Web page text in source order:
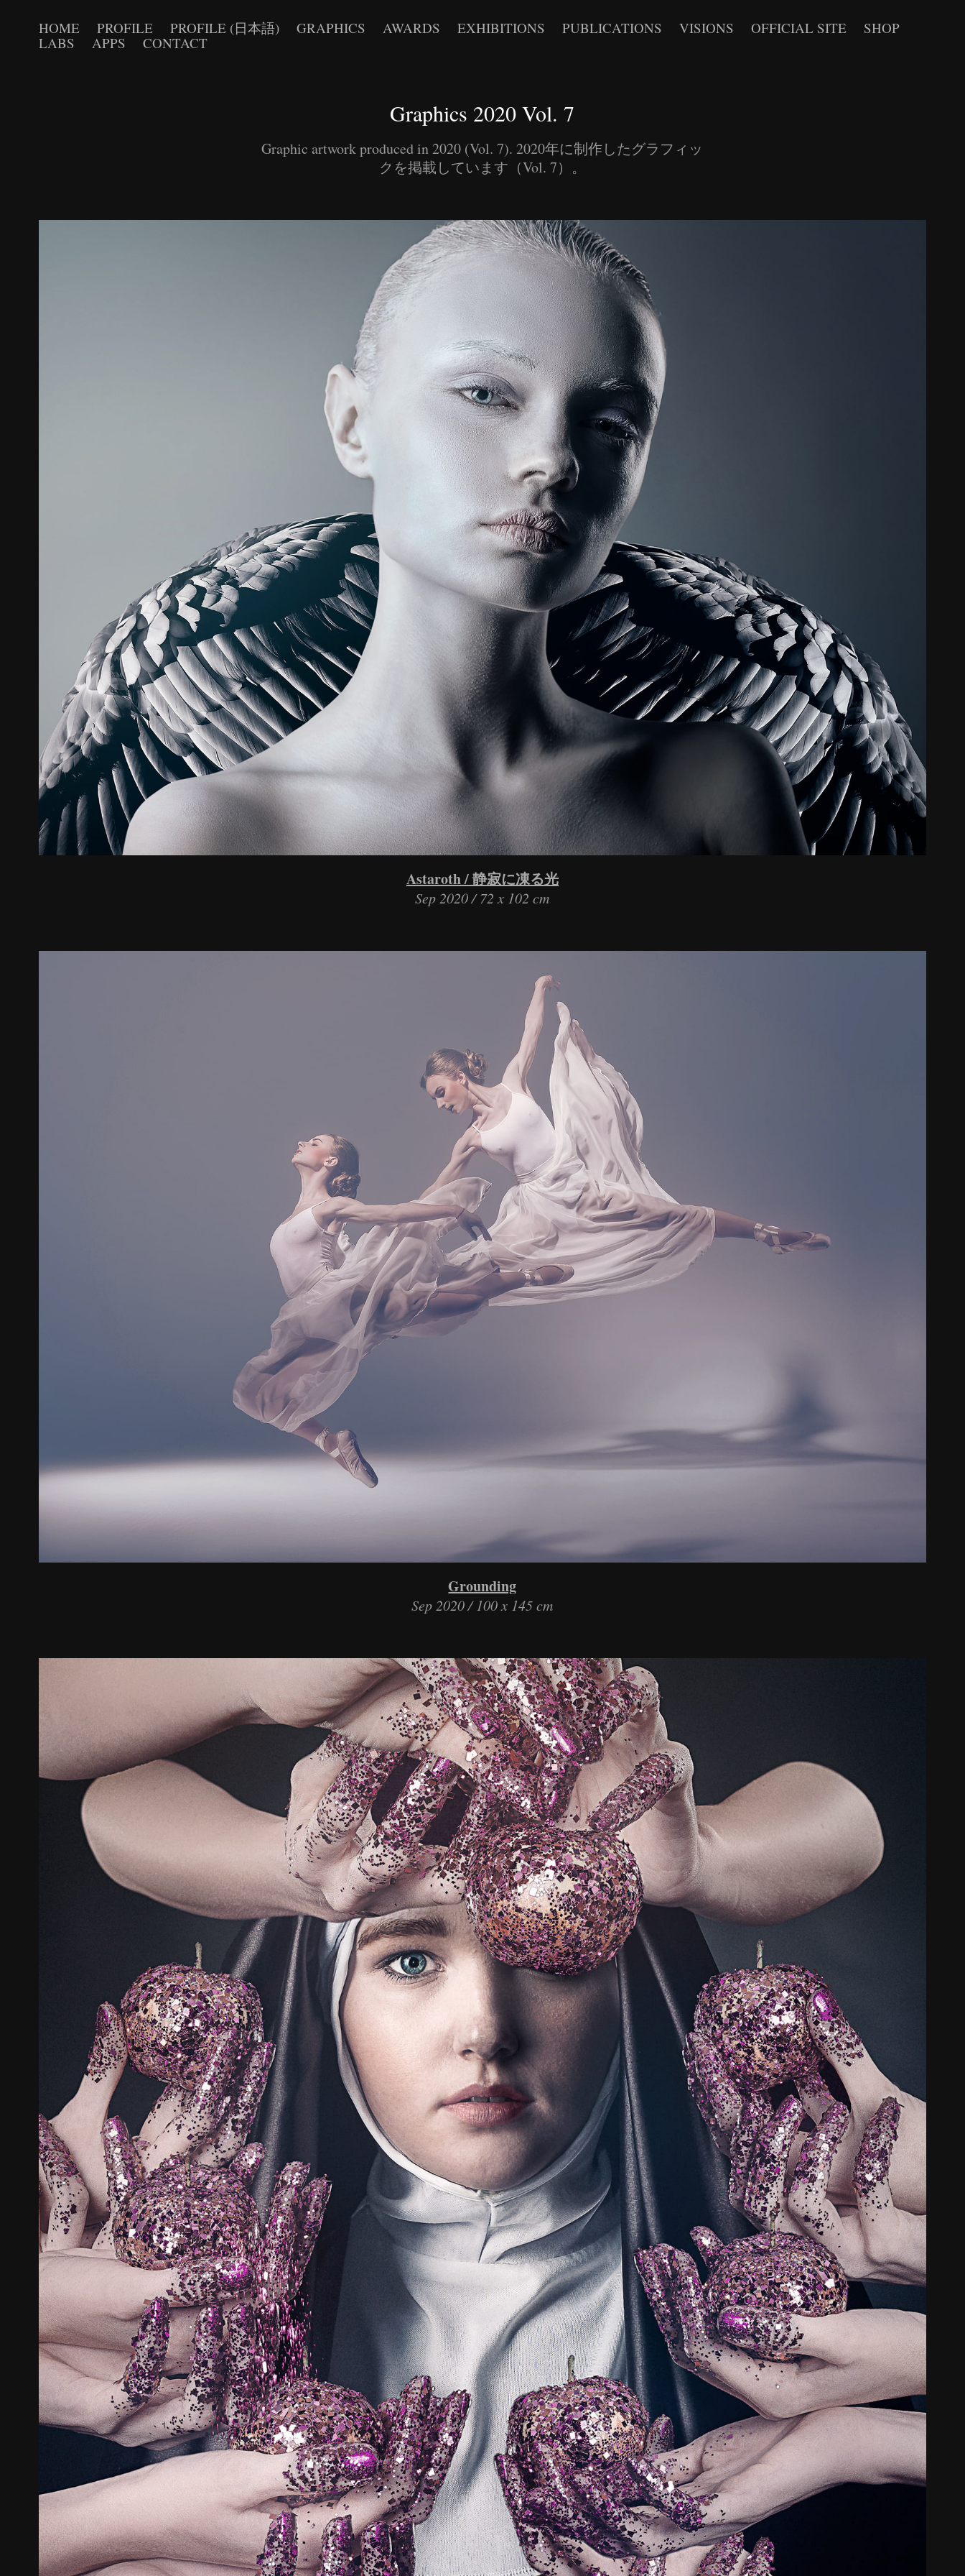
HOME PROFILE PROFILE (日本語) GRAPHICS AWARDS EXHIBITIONS PUBLICATIONS VISIONS OFFICIAL SITE
SHOP
LABS
APPS CONTACT
Graphics 2020 Vol. 7
Graphic artwork produced in 2020 (Vol. 7). 2020年に制作したグラフィッ
クを掲載しています（Vol. 7）。
Astaroth / 静寂に凍る光
Sep 2020 / 72 x 102 cm
Grounding
Sep 2020 / 100 x 145 cm